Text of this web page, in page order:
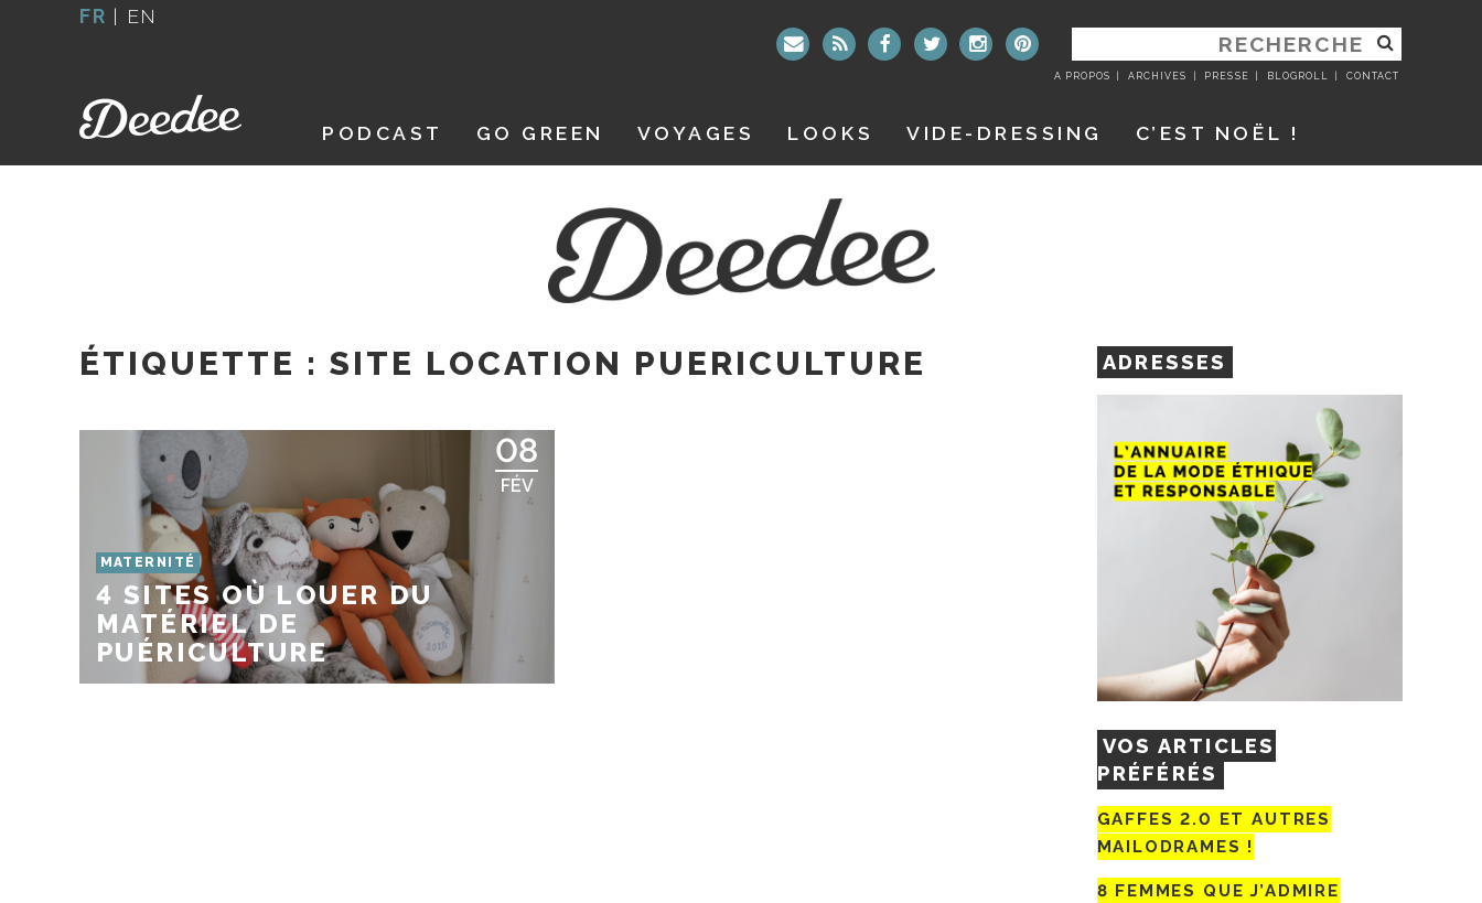
FR | EN
RECHERCHER
:
A PROPOS ARCHIVES PRESSE BLOGROLL CONTACT
PODCAST GO GREEN VOYAGES LOOKS VIDE-DRESSING C’EST NOËL !
ÉTIQUETTE : SITE LOCATION PUERICULTURE
08
FÉV
MATERNITÉ
4 SITES OÙ LOUER DU
MATÉRIEL DE
PUÉRICULTURE
ADRESSES
VOS ARTICLES
PRÉFÉRÉS
GAFFES 2.0 ET AUTRES
MAILODRAMES !
8 FEMMES QUE J’ADMIRE